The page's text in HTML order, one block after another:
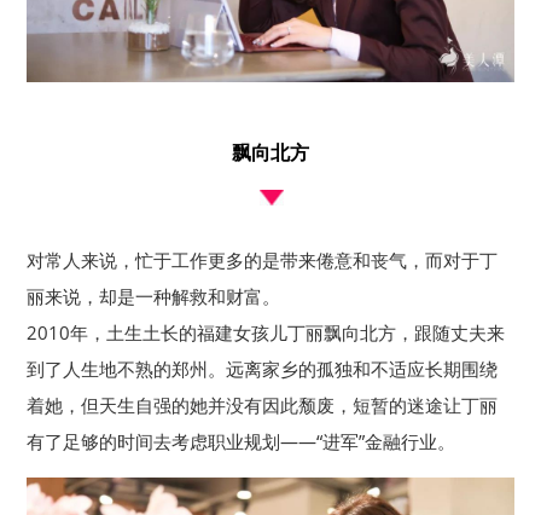
飘向北方
对常人来说，忙于工作更多的是带来倦意和丧气，而对于丁
丽来说，却是一种解救和财富。
2010年，土生土长的福建女孩儿丁丽飘向北方，跟随丈夫来
到了人生地不熟的郑州。远离家乡的孤独和不适应长期围绕
着她，但天生自强的她并没有因此颓废，短暂的迷途让丁丽
有了足够的时间去考虑职业规划——“进军”金融行业。